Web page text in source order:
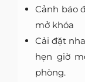
Cảnh báo
mở khóa
Cải đặt
hẹn giờ
phòng.